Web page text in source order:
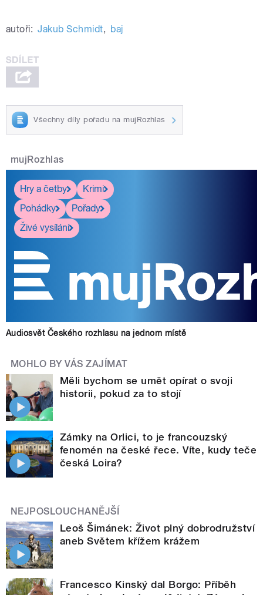
autoři: Jakub Schmidt, baj
Všechny díly pořadu na mujRozhlas
mujRozhlas
Hry a četby
Krimi
Pohádky
Pořady
Živé vysílání
Audiosvět Českého rozhlasu na jednom místě
MOHLO BY VÁS ZAJÍMAT
Měli bychom se umět opírat o svoji
historii, pokud za to stojí
Zámky na Orlici, to je francouzský
fenomén na české řece. Víte, kudy teče
česká Loira?
NEJPOSLOUCHANĚJŠÍ
Leoš Šimánek: Život plný dobrodružství
aneb Světem křížem krážem
Francesco Kinský dal Borgo: Příběh